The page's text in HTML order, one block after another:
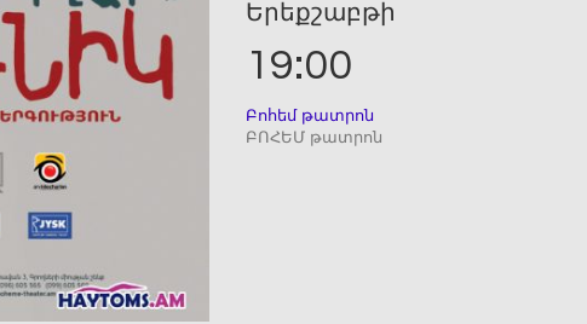
Երեքշաբթի
19:00
Բոհեմ թատրոն
ԲՈՀԵՄ թատրոն